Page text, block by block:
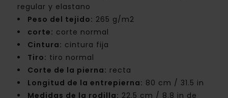
regular y elastano
Peso del tejido: 265 g/m2
corte: corte normal
Cintura: cintura fija
Tiro: tiro normal
Corte de la pierna: recta
Longitud de la entrepierna: 80 cm / 31.5 in
Medidas de la rodilla: 22.5 cm / 8.8 in de